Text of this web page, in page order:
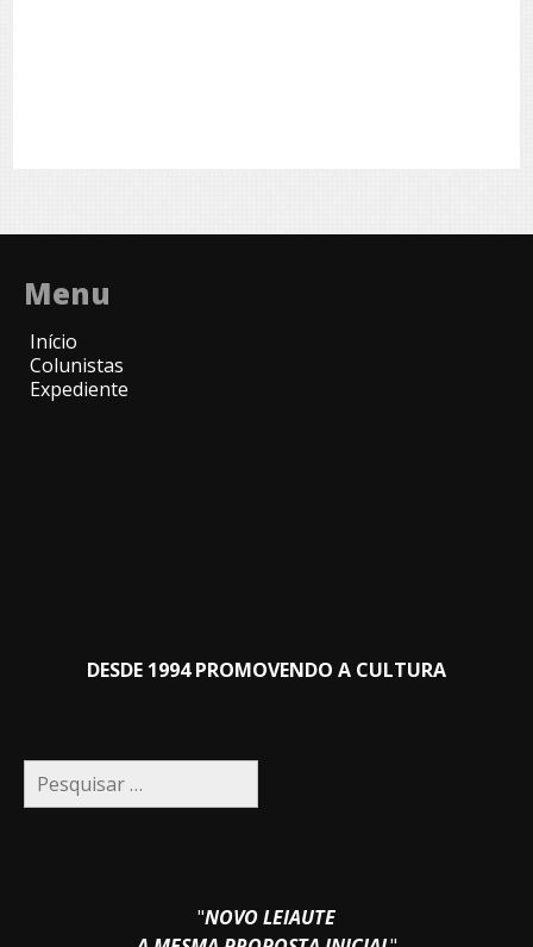
Menu
Início
Colunistas
Expediente
DESDE 1994 PROMOVENDO A CULTURA
Pesquisar
por:
"NOVO LEIAUTE